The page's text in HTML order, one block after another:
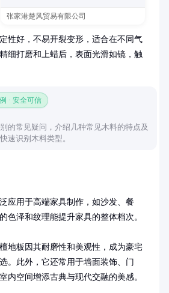
张家港楚风贸易有限公司
性好，不易开裂变形，适合在不同气
细打磨和上蜡后，表面光滑如镜，触
· 安全可信
的常见疑问，介绍几种常见木料的特点及
速识别木料类型。
应用于高端家具制作，如沙发、餐
色泽和纹理能提升家具的整体档次。
地板因其耐磨性和美观性，成为豪宅
。此外，它还常用于墙面装饰、门
内空间增添古典与现代交融的美感。